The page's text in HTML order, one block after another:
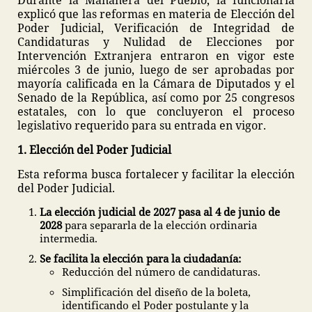
explicó que las reformas en materia de Elección del
Poder Judicial, Verificación de Integridad de
Candidaturas y Nulidad de Elecciones por
Intervención Extranjera entraron en vigor este
miércoles 3 de junio, luego de ser aprobadas por
mayoría calificada en la Cámara de Diputados y el
Senado de la República, así como por 25 congresos
estatales, con lo que concluyeron el proceso
legislativo requerido para su entrada en vigor.
1. Elección del Poder Judicial
Esta reforma busca fortalecer y facilitar la elección
del Poder Judicial.
La elección judicial de 2027 pasa al 4 de junio de
2028para separarla de la elección ordinaria
intermedia.
Se facilita la elección para la ciudadanía:
Reducción del número de candidaturas.
Simplificación del diseño de la boleta,
identificando el Poder postulante y la